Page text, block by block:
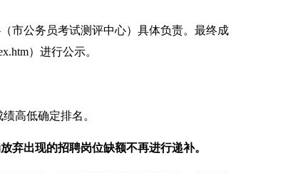
市公务员考试测评中心）具体负责。最终成
）进行公示。
高低确定排名。
弃出现的招聘岗位缺额不再进行递补。